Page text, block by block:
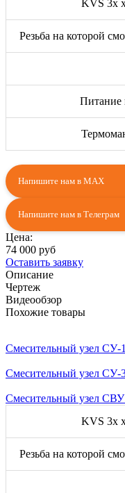
KVS 3х
Резьба на которой
Питание
Напишите нам в MAX
Напишите нам в Телеграм
Цена:
74 000 руб
Оставить заявку
Описание
Чертеж
Видеообзор
Похожие товары
Смесительный узел СУ-
Смесительный узел СУ-
Смесительный узел
KVS 3х
Резьба на которой